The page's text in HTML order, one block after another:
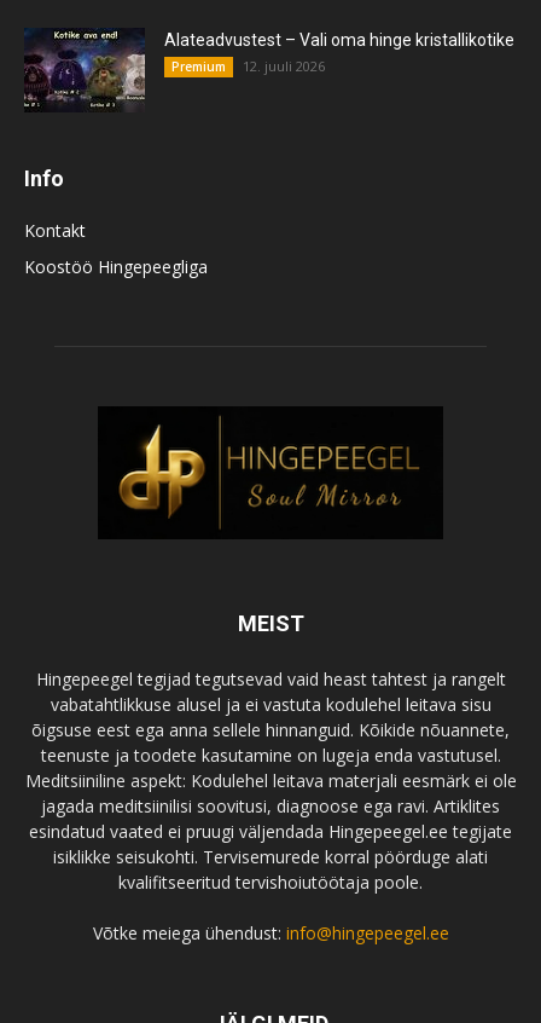
Alateadvustest – Vali oma hinge kristallikotike
Premium 12. juuli 2026
Info
Kontakt
Koostöö Hingepeegliga
MEIST
Hingepeegel tegijad tegutsevad vaid heast tahtest ja rangelt
vabatahtlikkuse alusel ja ei vastuta kodulehel leitava sisu
õigsuse eest ega anna sellele hinnanguid. Kõikide nõuannete,
teenuste ja toodete kasutamine on lugeja enda vastutusel.
Meditsiiniline aspekt: Kodulehel leitava materjali eesmärk ei ole
jagada meditsiinilisi soovitusi, diagnoose ega ravi. Artiklites
esindatud vaated ei pruugi väljendada Hingepeegel.ee tegijate
isiklikke seisukohti. Tervisemurede korral pöörduge alati
kvalifitseeritud tervishoiutöötaja poole.
Võtke meiega ühendust: info@hingepeegel.ee